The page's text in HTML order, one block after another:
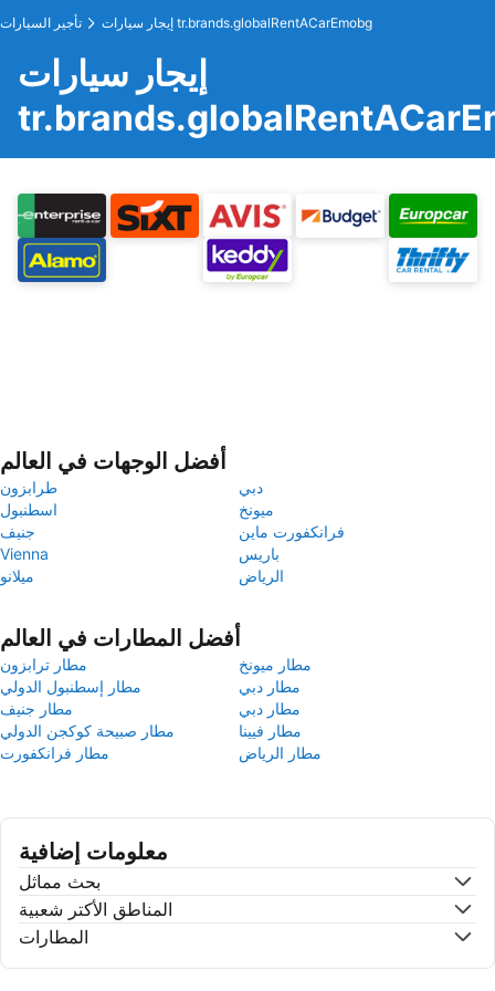
تأجير السيارات إيجار سيارات tr.brands.globalRentACarEmobg
إيجار سيارات
أفضل الوجهات في العالم
طرابزون
دبي
اسطنبول
ميونخ
جنيف
فرانكفورت ماين
Vienna
باريس
ميلانو
الرياض
أفضل المطارات في العالم
مطار ترابزون
مطار ميونخ
مطار إسطنبول الدولي
مطار دبي
مطار جنيف
مطار دبي
مطار صبيحة كوكجن الدولي
مطار فيينا
مطار فرانكفورت
مطار الرياض
معلومات إضافية
بحث مماثل
المناطق الأكتر شعبية
المطارات